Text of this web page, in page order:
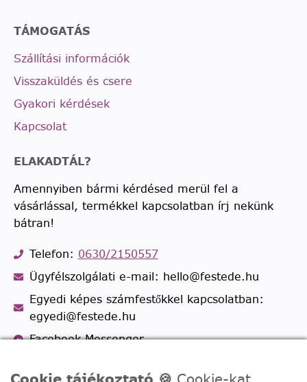
TÁMOGATÁS
Szállítási információk
Visszaküldés és csere
Gyakori kérdések
Kapcsolat
ELAKADTÁL?
Amennyiben bármi kérdésed merül fel a
vásárlással, termékkel kapcsolatban írj nekünk
bátran!
Telefon: 0630/2150557
Ügyfélszolgálati e-mail: hello@festede.hu
Egyedi képes számfestőkkel kapcsolatban:
egyedi@festede.hu
Facebook Messenger